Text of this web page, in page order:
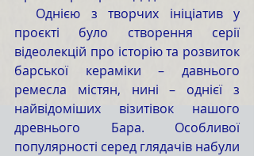
проєкті було створення серії
відеолекцій про історію та розвиток
барської кераміки – давнього
ремесла містян, нині – однієї з
найвідоміших візитівок нашого
древнього Бара. Особливої
популярності серед глядачів набули